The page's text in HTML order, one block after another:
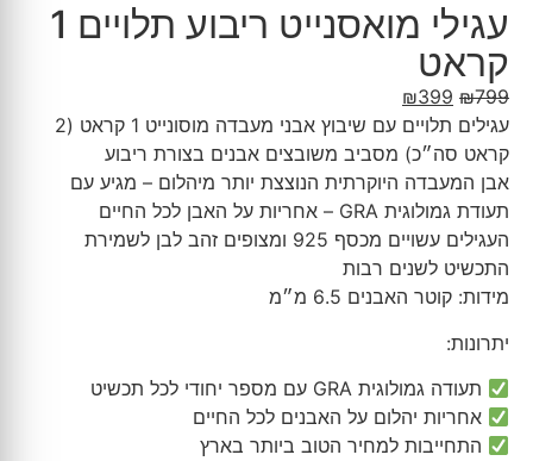
עגילי מואסנייט ריבוע תלויים 1
קראט
₪799
₪399
עגילים תלויים עם שיבוץ אבני מעבדה מוסונייט 1 קראט (2
קראט סה״כ) מסביב משובצים אבנים בצורת ריבוע
אבן המעבדה היוקרתית הנוצצת יותר מיהלום – מגיע עם
תעודת גמולוגית GRA – אחריות על האבן לכל החיים
העגילים עשויים מכסף 925 ומצופים זהב לבן לשמירת
התכשיט לשנים רבות
מידות: קוטר האבנים 6.5 מ״מ
יתרונות:
תעודה גמולוגית GRA עם מספר יחודי לכל תכשיט
אחריות יהלום על האבנים לכל החיים
התחייבות למחיר הטוב ביותר בארץ